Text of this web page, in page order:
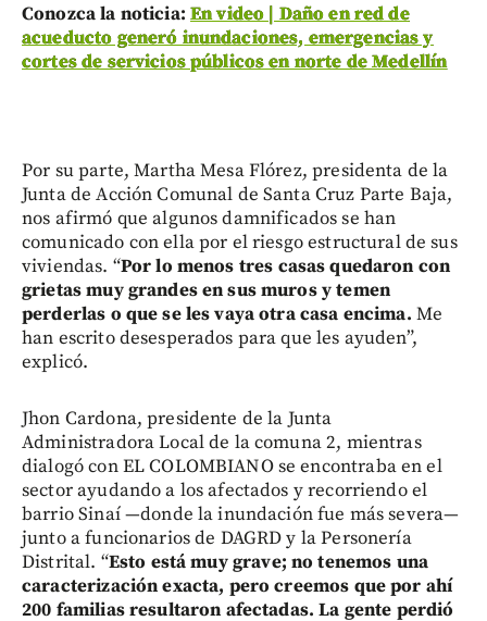
Conozca la noticia: En video | Daño en red de
acueducto generó inundaciones, emergencias y
cortes de servicios públicos en norte de Medellín
Por su parte, Martha Mesa Flórez, presidenta de la
Junta de Acción Comunal de Santa Cruz Parte Baja,
nos afirmó que algunos damnificados se han
comunicado con ella por el riesgo estructural de sus
viviendas. “Por lo menos tres casas quedaron con
grietas muy grandes en sus muros y temen
perderlas o que se les vaya otra casa encima. Me
han escrito desesperados para que les ayuden”,
explicó.
Jhon Cardona, presidente de la Junta
Administradora Local de la comuna 2, mientras
dialogó con EL COLOMBIANO se encontraba en el
sector ayudando a los afectados y recorriendo el
barrio Sinaí —donde la inundación fue más severa—
junto a funcionarios de DAGRD y la Personería
Distrital. “Esto está muy grave; no tenemos una
caracterización exacta, pero creemos que por ahí
200 familias resultaron afectadas. La gente perdió